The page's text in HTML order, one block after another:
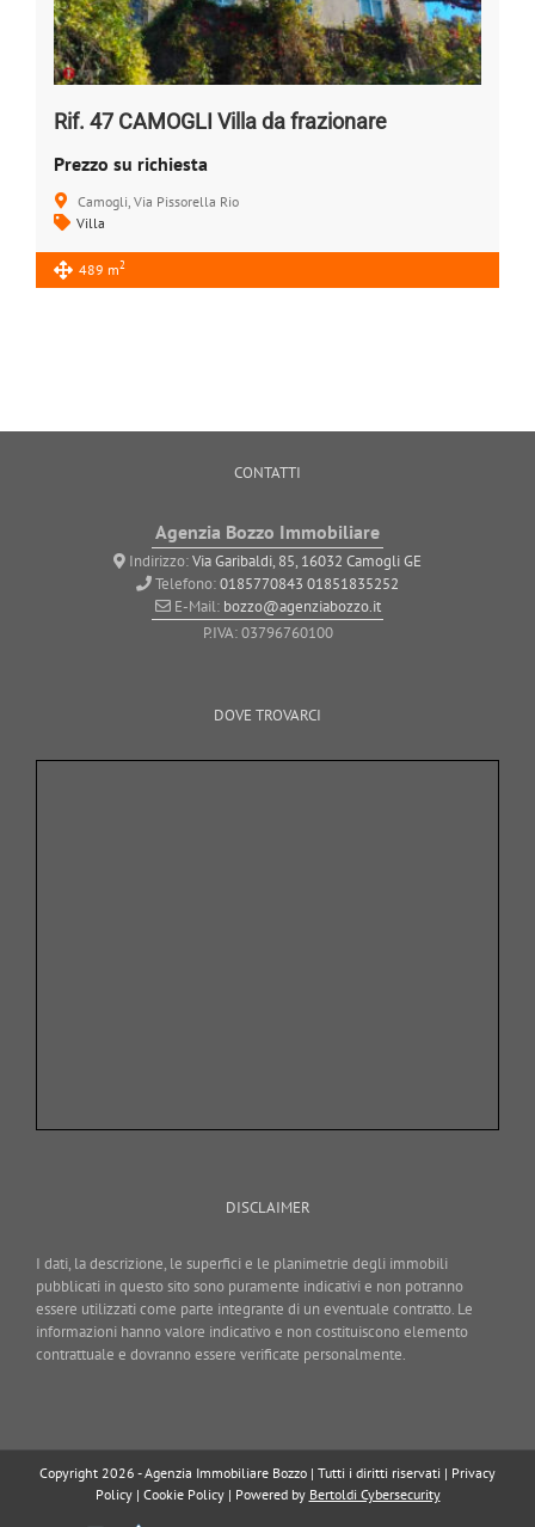
Rif. 47 CAMOGLI Villa da frazionare
Prezzo su richiesta
Camogli, Via Pissorella Rio
Villa
489 m2
CONTATTI
Agenzia Bozzo Immobiliare
Indirizzo:Via Garibaldi, 85, 16032 Camogli GE
Telefono:0185770843 01851835252
E-Mail: bozzo@agenziabozzo.it
P.IVA: 03796760100
DOVE TROVARCI
DISCLAIMER
I dati, la descrizione, le superfici e le planimetrie degli immobili
pubblicati in questo sito sono puramente indicativi e non potranno
essere utilizzati come parte integrante di un eventuale contratto. Le
informazioni hanno valore indicativo e non costituiscono elemento
contrattuale e dovranno essere verificate personalmente.
Copyright 2026 - Agenzia Immobiliare Bozzo | Tutti i diritti riservati | Privacy
Policy| Cookie Policy| Powered by Bertoldi Cybersecurity